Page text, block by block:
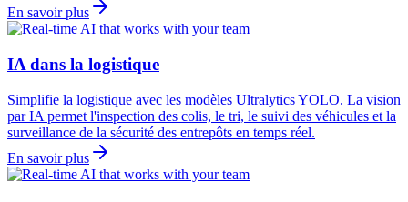
En savoir plus
IA dans la logistique
Simplifie la logistique avec les modèles Ultralytics YOLO. La vision
par IA permet l'inspection des colis, le tri, le suivi des véhicules et la
surveillance de la sécurité des entrepôts en temps réel.
En savoir plus